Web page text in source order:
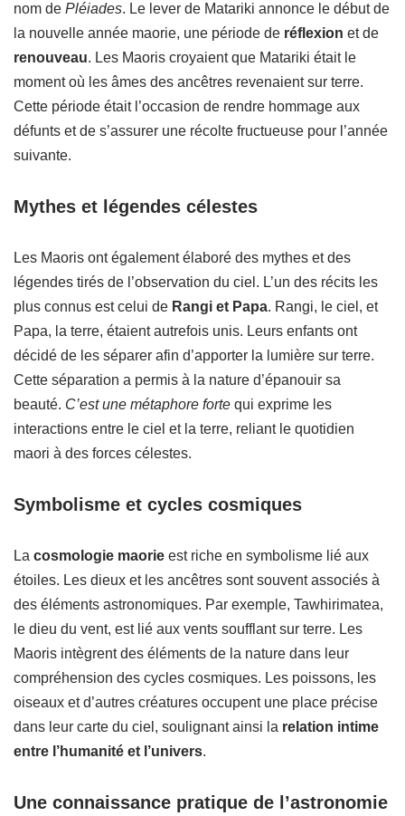
nom de Pléiades. Le lever de Matariki annonce le début de
la nouvelle année maorie, une période de réflexion et de
renouveau. Les Maoris croyaient que Matariki était le
moment où les âmes des ancêtres revenaient sur terre.
Cette période était l’occasion de rendre hommage aux
défunts et de s’assurer une récolte fructueuse pour l’année
suivante.
Mythes et légendes célestes
Les Maoris ont également élaboré des mythes et des
légendes tirés de l’observation du ciel. L’un des récits les
plus connus est celui de Rangi et Papa. Rangi, le ciel, et
Papa, la terre, étaient autrefois unis. Leurs enfants ont
décidé de les séparer afin d’apporter la lumière sur terre.
Cette séparation a permis à la nature d’épanouir sa
beauté. C’est une métaphore forte qui exprime les
interactions entre le ciel et la terre, reliant le quotidien
maori à des forces célestes.
Symbolisme et cycles cosmiques
La cosmologie maorie est riche en symbolisme lié aux
étoiles. Les dieux et les ancêtres sont souvent associés à
des éléments astronomiques. Par exemple, Tawhirimatea,
le dieu du vent, est lié aux vents soufflant sur terre. Les
Maoris intègrent des éléments de la nature dans leur
compréhension des cycles cosmiques. Les poissons, les
oiseaux et d’autres créatures occupent une place précise
dans leur carte du ciel, soulignant ainsi la relation intime
entre l’humanité et l’univers.
Une connaissance pratique de l’astronomie